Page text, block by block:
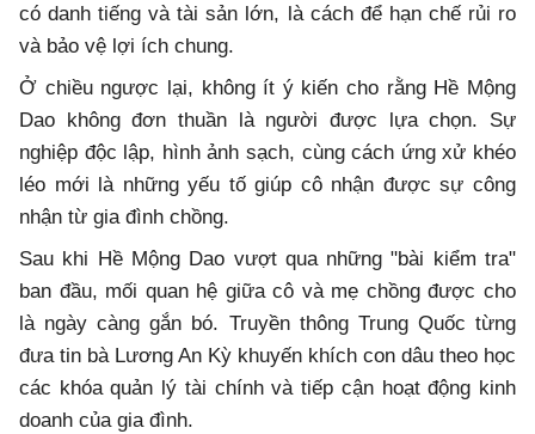
có danh tiếng và tài sản lớn, là cách để hạn chế rủi ro
và bảo vệ lợi ích chung.
Ở chiều ngược lại, không ít ý kiến cho rằng Hề Mộng
Dao không đơn thuần là người được lựa chọn. Sự
nghiệp độc lập, hình ảnh sạch, cùng cách ứng xử khéo
léo mới là những yếu tố giúp cô nhận được sự công
nhận từ gia đình chồng.
Sau khi Hề Mộng Dao vượt qua những "bài kiểm tra"
ban đầu, mối quan hệ giữa cô và mẹ chồng được cho
là ngày càng gắn bó. Truyền thông Trung Quốc từng
đưa tin bà Lương An Kỳ khuyến khích con dâu theo học
các khóa quản lý tài chính và tiếp cận hoạt động kinh
doanh của gia đình.